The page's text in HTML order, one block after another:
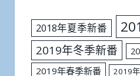
2018年夏季新番
2019年冬季新番
2019年春季新番
2019